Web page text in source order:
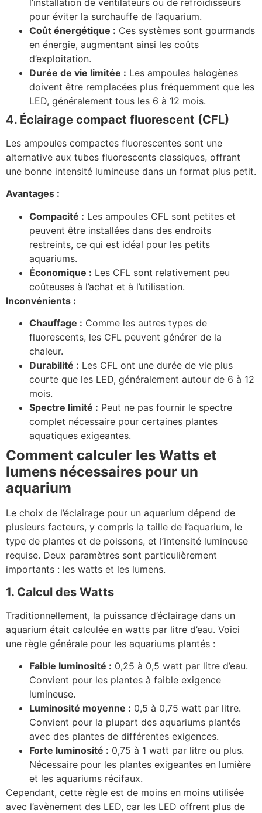
l’installation de ventilateurs ou de refroidisseurs
pour éviter la surchauffe de l’aquarium.
Coût énergétique : Ces systèmes sont gourmands
en énergie, augmentant ainsi les coûts
d’exploitation.
Durée de vie limitée : Les ampoules halogènes
doivent être remplacées plus fréquemment que les
LED, généralement tous les 6 à 12 mois.
4. Éclairage compact fluorescent (CFL)
Les ampoules compactes fluorescentes sont une
alternative aux tubes fluorescents classiques, offrant
une bonne intensité lumineuse dans un format plus petit.
Avantages :
Compacité : Les ampoules CFL sont petites et
peuvent être installées dans des endroits
restreints, ce qui est idéal pour les petits
aquariums.
Économique : Les CFL sont relativement peu
coûteuses à l’achat et à l’utilisation.
Inconvénients :
Chauffage : Comme les autres types de
fluorescents, les CFL peuvent générer de la
chaleur.
Durabilité : Les CFL ont une durée de vie plus
courte que les LED, généralement autour de 6 à 12
mois.
Spectre limité : Peut ne pas fournir le spectre
complet nécessaire pour certaines plantes
aquatiques exigeantes.
Comment calculer les Watts et
lumens nécessaires pour un
aquarium
Le choix de l’éclairage pour un aquarium dépend de
plusieurs facteurs, y compris la taille de l’aquarium, le
type de plantes et de poissons, et l’intensité lumineuse
requise. Deux paramètres sont particulièrement
importants : les watts et les lumens.
1. Calcul des Watts
Traditionnellement, la puissance d’éclairage dans un
aquarium était calculée en watts par litre d’eau. Voici
une règle générale pour les aquariums plantés :
Faible luminosité : 0,25 à 0,5 watt par litre d’eau.
Convient pour les plantes à faible exigence
lumineuse.
Luminosité moyenne : 0,5 à 0,75 watt par litre.
Convient pour la plupart des aquariums plantés
avec des plantes de différentes exigences.
Forte luminosité : 0,75 à 1 watt par litre ou plus.
Nécessaire pour les plantes exigeantes en lumière
et les aquariums récifaux.
Cependant, cette règle est de moins en moins utilisée
avec l’avènement des LED, car les LED offrent plus de